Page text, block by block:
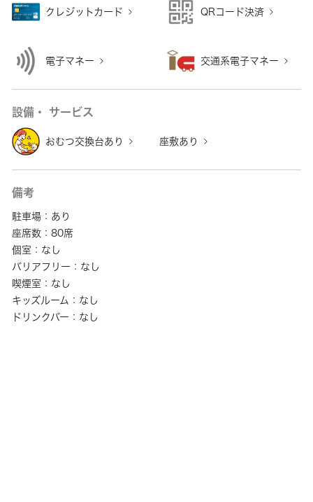
クレジットカード QRコード決済
電子マネー 交通系電子マネー
設備・ サービス
おむつ交換台あり 座敷あり
備考
駐車場：あり
座席数：80席
個室：なし
バリアフリー：なし
喫煙室：なし
キッズルーム：なし
ドリンクバー：なし